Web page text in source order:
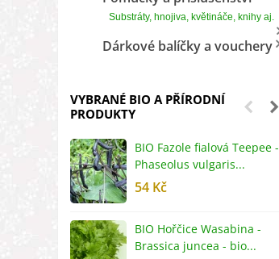
Substráty, hnojiva, květináče, knihy aj.
Dárkové balíčky a vouchery
VYBRANÉ BIO A PŘÍRODNÍ
PRODUKTY
BIO Fazole fialová Teepee -
Phaseolus vulgaris...
54 Kč
BIO Hořčice Wasabina -
Brassica juncea - bio...